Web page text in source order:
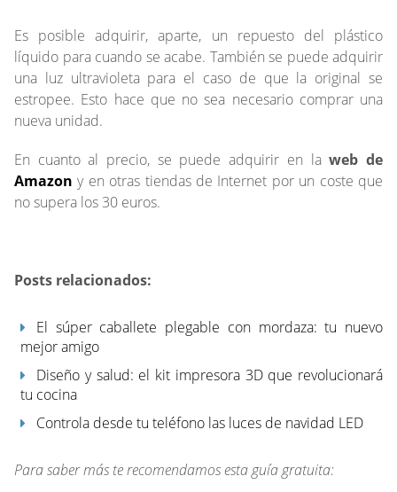
Es posible adquirir, aparte, un repuesto del plástico
líquido para cuando se acabe. También se puede adquirir
una luz ultravioleta para el caso de que la original se
estropee. Esto hace que no sea necesario comprar una
nueva unidad.
En cuanto al precio, se puede adquirir en laweb de
Amazon y en otras tiendas de Internet por un coste que
no supera los 30 euros.
Posts relacionados:
El súper caballete plegable con mordaza: tu nuevo
mejor amigo
Diseño y salud: el kit impresora 3D que revolucionará
tu cocina
Controla desde tu teléfono las luces de navidad LED
Para saber más te recomendamos esta guía gratuita: